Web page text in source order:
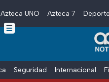
Skip to main content
Azteca UNO Azteca 7
Seguridad Internacional